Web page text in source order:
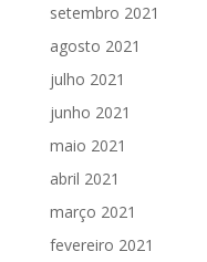
setembro 2021
agosto 2021
julho 2021
junho 2021
maio 2021
abril 2021
março 2021
fevereiro 2021